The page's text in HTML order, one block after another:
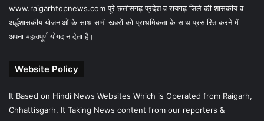
www.raigarhtopnews.com पूरे छत्तीसगढ़ प्रदेश व रायगढ़ जिले की शासकीय व
अर्द्धशासकीय योजनाओं के साथ सभी खबरों को प्राथमिकता के साथ प्रसारित करने में
अपना महत्वपूर्ण योगदान देता है।
Website Policy
It Based on Hindi News Websites Which is Operated from Raigarh,
Chhattisgarh. It Taking News content from our reporters &